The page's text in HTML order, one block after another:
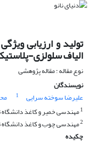
تولید و ارزیابی
الیاف سلولزی-
نوع مقاله : مقاله پژوهشی
نویسندگان
علیرضا سوخته سرایی
1
1مهندسی خمیر و کاغذ دانشگاه
2مهندسی چوب و کاغذ
چکیده